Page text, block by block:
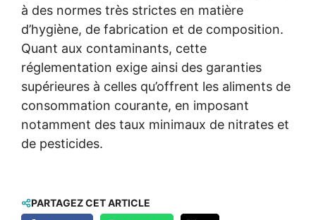
à des normes très strictes en matière
d’hygiène, de fabrication et de composition.
Quant aux contaminants, cette
réglementation exige ainsi des garanties
supérieures à celles qu’offrent les aliments de
consommation courante, en imposant
notamment des taux minimaux de nitrates et
de pesticides.
PARTAGEZ CET ARTICLE